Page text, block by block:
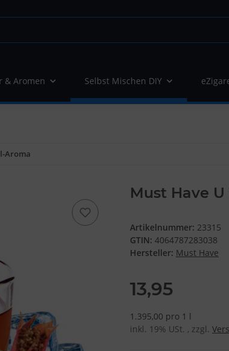
& Aromen Selbst Mischen DIY
Aroma
Must Have
Artikelnummer: 23315
GTIN: 4064787283038
Hersteller: Must Have
13,95
1.395,00 pro 1 l
inkl. 19% USt. , zzgl.